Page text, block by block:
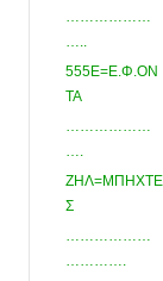
………………
…..
555Ε=Ε.Φ.ΟΝ
ΤΑ
………………
….
ΖΗΛ=ΜΠΗΧΤΕ
Σ
………………
………….